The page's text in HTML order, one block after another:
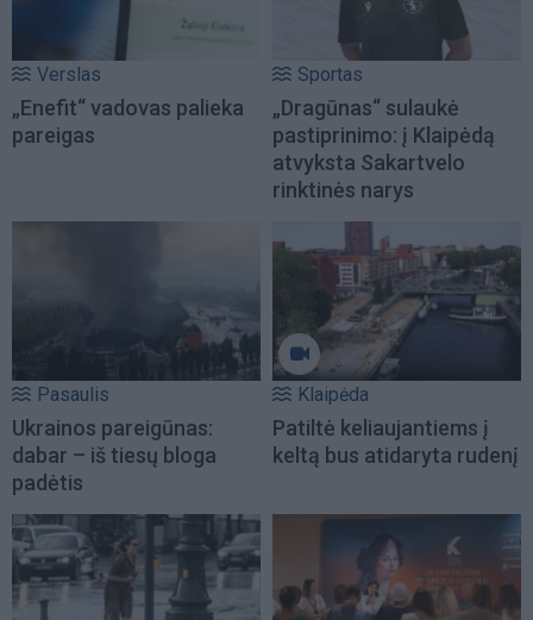
Verslas
„Enefit“ vadovas palieka
pareigas
Sportas
„Dragūnas“ sulaukė
pastiprinimo: į Klaipėdą
atvyksta Sakartvelo
rinktinės narys
Pasaulis
Ukrainos pareigūnas:
dabar – iš tiesų bloga
padėtis
Klaipėda
Patiltė keliaujantiems į
keltą bus atidaryta rudenį